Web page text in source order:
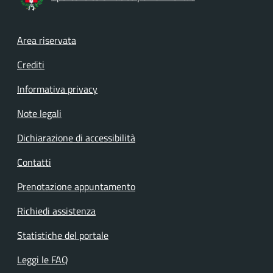
Footer menu
Area riservata
Crediti
Informativa privacy
Note legali
Dichiarazione di accessibilità
Contatti
Prenotazione appuntamento
Richiedi assistenza
Statistiche del portale
Leggi le FAQ